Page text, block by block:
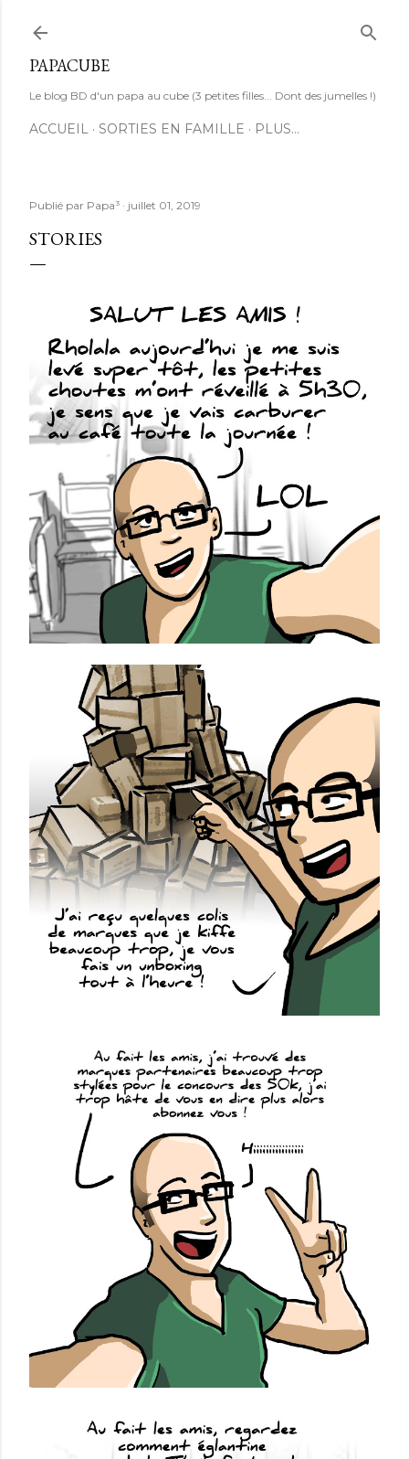
PAPACUBE
Le blog BD d'un papa au cube (3 petites filles... Dont des jumelles !)
ACCUEIL SORTIES EN FAMILLE PLUS…
Publié par Papa³ juillet 01, 2019
STORIES